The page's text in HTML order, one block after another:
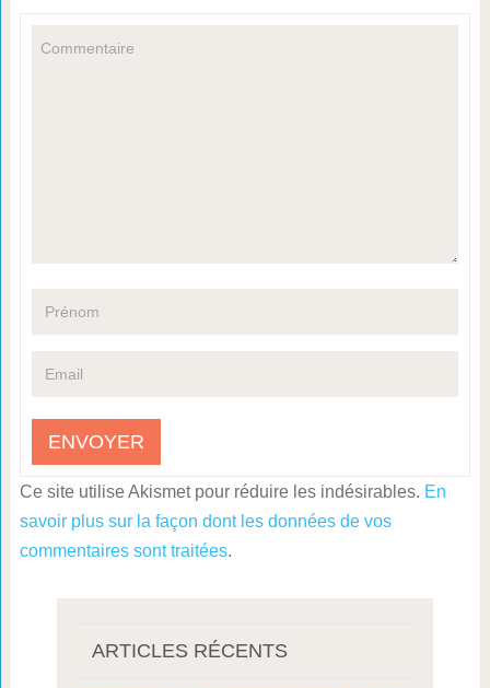
Ce site utilise Akismet pour réduire les indésirables. En
savoir plus sur la façon dont les données de vos
commentaires sont traitées.
ARTICLES RÉCENTS